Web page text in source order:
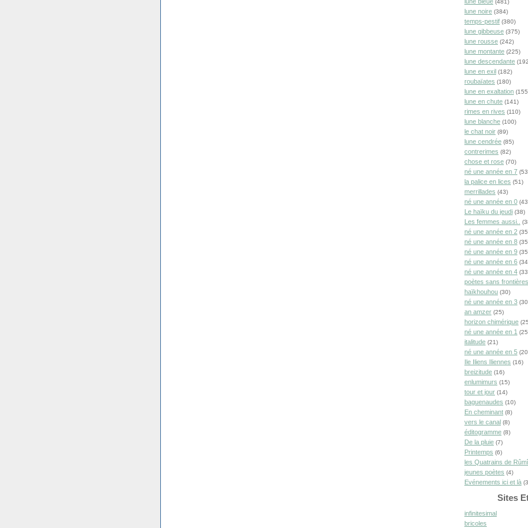
(481)
lune noire (384)
temps-pestif (380)
lune gibbeuse (375)
lune rousse (242)
lune montante (225)
lune descendante
lune en exil (182)
roubaïates (180)
lune en exaltation
lune en chute (141)
rimes en rives (110)
lune blanche (100)
le chat noir (89)
lune cendrée (85)
contrerimes (82)
chose et rose (70)
né une année en 7
la palice en lices (51)
merrillades (43)
né une année en 0
Le haïku du jeudi (38)
Les femmes aussi..
né une année en 2
né une année en 8
né une année en 9
né une année en 6
né une année en 4
poètes sans frontières
haïkhouhou (30)
né une année en 3
an amzer (25)
horizon chimérique
né une année en 1
italitude (21)
né une année en 5
Ile Iliens Iliennes (16)
breizitude (16)
enlumimurs (15)
tour et jour (14)
baguenaudes (10)
En cheminant (8)
vers le canal (8)
éditogramme (8)
De la pluie (7)
Printemps (6)
les Quatrains de Rûmî
jeunes poètes (4)
Evénements ici et là
Sites
infinitesimal
bricoles